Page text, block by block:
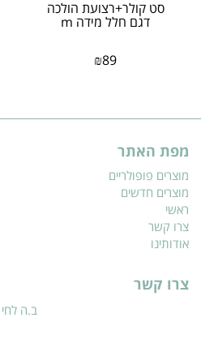
סט קולר+רצועת הולכה
דגם חלל מידה m
₪89
מפת האתר
מוצרים פופולריים
מוצרים חדשים
ראשי
צרו קשר
אודותינו
צרו קשר
ב.ה לחי